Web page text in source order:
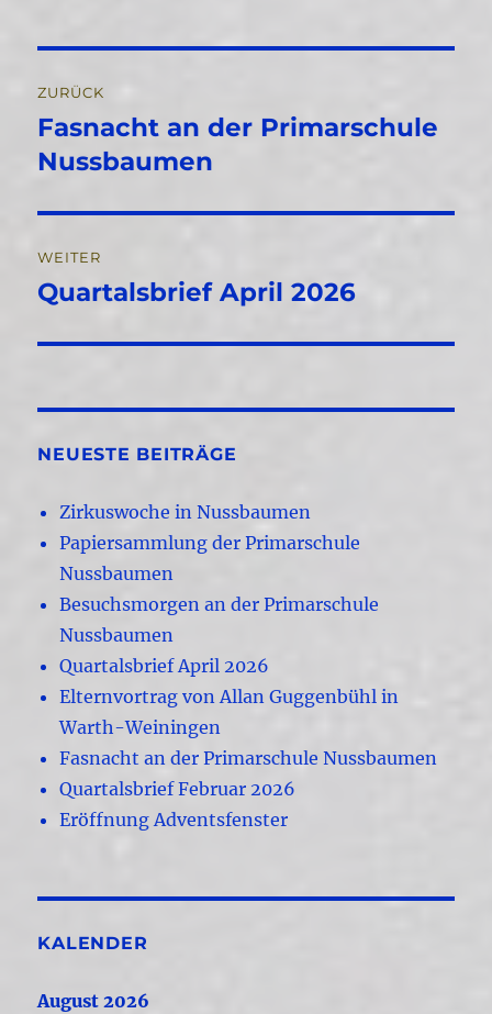
ZURÜCK
Vorheriger
Beitrag:
Fasnacht an der Primarschule
Nussbaumen
WEITER
Nächster
Quartalsbrief April 2026
NEUESTE BEITRÄGE
Zirkuswoche in Nussbaumen
Papiersammlung der Primarschule
Nussbaumen
Besuchsmorgen an der Primarschule
Nussbaumen
Quartalsbrief April 2026
Elternvortrag von Allan Guggenbühl in
Warth-Weiningen
Fasnacht an der Primarschule Nussbaumen
Quartalsbrief Februar 2026
Eröffnung Adventsfenster
KALENDER
August 2026